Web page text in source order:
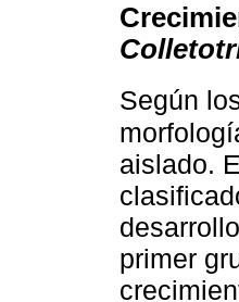
Según
aislado.
primer